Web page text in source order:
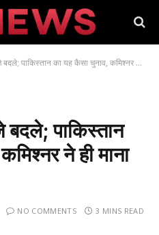
का यह कैसा चुनाव, कमिश्नर ने ही माना खेल किया था…
पाकिस्तान
ने ही माना
NO COMMENTS 3 MINS READ